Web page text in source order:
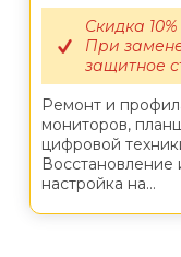
Ремонт и
мониторов,
цифровой
настройка на...
Скидка
При
защитное